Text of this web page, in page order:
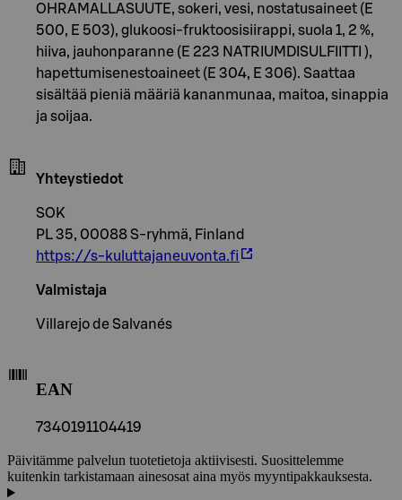
OHRAMALLASUUTE, sokeri, vesi, nostatusaineet (E
500, E 503), glukoosi-fruktoosisiirappi, suola 1, 2 %,
hiiva, jauhonparanne (E 223 NATRIUMDISULFIITTI ),
hapettumisenestoaineet (E 304, E 306). Saattaa
sisältää pieniä määriä kananmunaa, maitoa, sinappia
ja soijaa.
Yhteystiedot
SOK
PL 35, 00088 S-ryhmä, Finland
https://s-kuluttajaneuvonta.fi
Valmistaja
Villarejo de Salvanés
EAN
7340191104419
Päivitämme palvelun tuotetietoja aktiivisesti. Suosittelemme
kuitenkin tarkistamaan ainesosat aina myös myyntipakkauksesta.